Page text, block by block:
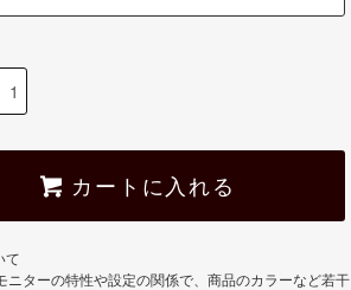
カートに入れる
て
ニターの特性や設定の関係で、商品のカラーなど若干